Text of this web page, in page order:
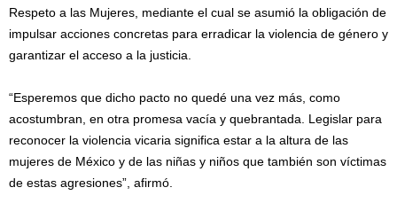
Respeto a las Mujeres, mediante el cual se asumió la obligación de
impulsar acciones concretas para erradicar la violencia de género y
garantizar el acceso a la justicia.
“Esperemos que dicho pacto no quedé una vez más, como
acostumbran, en otra promesa vacía y quebrantada. Legislar para
reconocer la violencia vicaria significa estar a la altura de las
mujeres de México y de las niñas y niños que también son víctimas
de estas agresiones”, afirmó.